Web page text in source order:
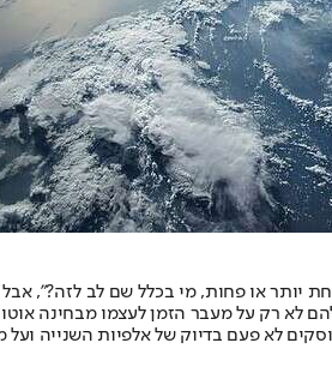
יותר או פחות, מי בכלל שם לב לזה?",
לא רק על מעבר הזמן לעצמו מבחינה
לא פעם בדיוק של אלפיות השנייה